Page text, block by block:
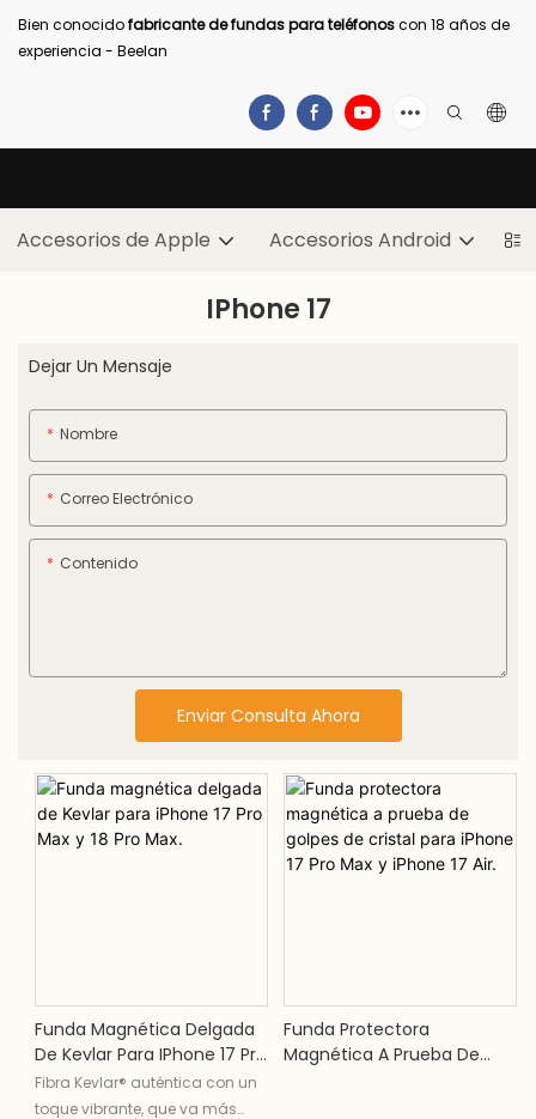
Bien conocidofabricante de fundas para teléfonoscon 18 años de
experiencia - Beelan
Accesorios de Apple Accesorios Android
IPhone 17
Dejar Un Mensaje
Nombre
Correo Electrónico
Contenido
Enviar Consulta Ahora
Funda Magnética Delgada
De Kevlar Para IPhone 17 Pro
Max Y 18 Pro Max.
Fibra Kevlar® auténtica con un
toque vibrante, que va más
Funda Protectora
Magnética A Prueba De